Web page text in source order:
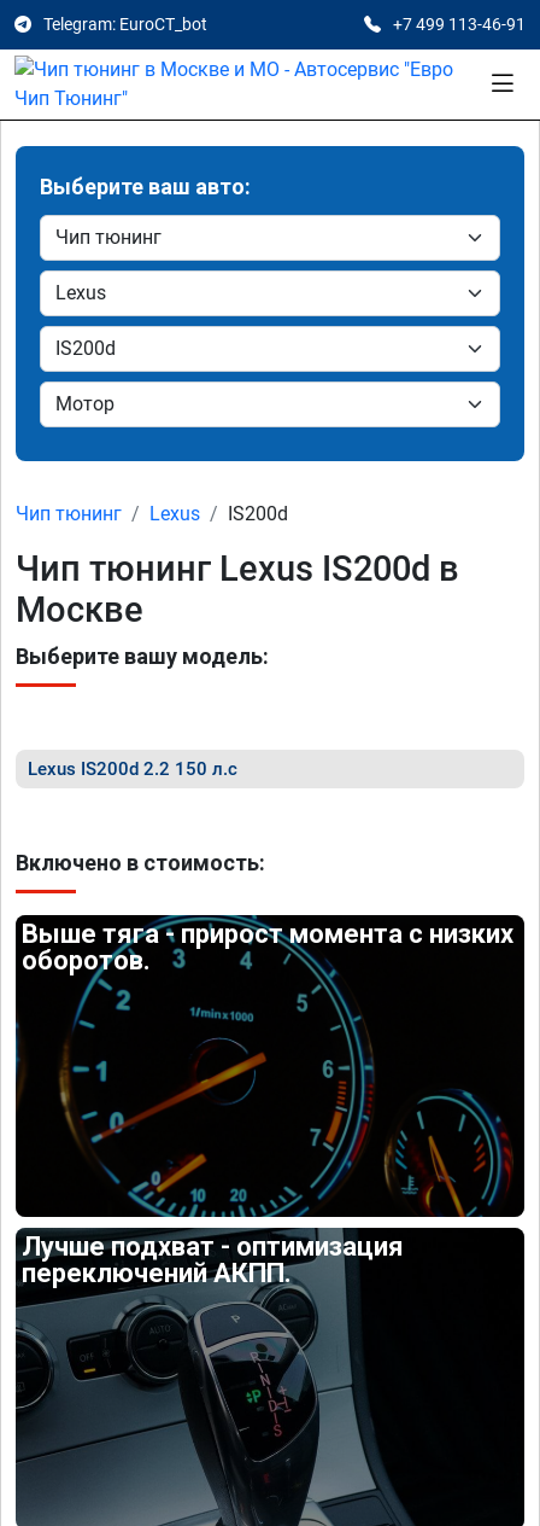
Telegram: EuroCT_bot +7 499 113-46-91
Выберите ваш авто:
Чип тюнинг Lexus IS200d
Чип тюнинг Lexus IS200d в
Москве
Выберите вашу модель:
Lexus IS200d 2.2 150 л.с
Включено в стоимость:
Выше тяга - прирост момента с низких
оборотов.
Лучше подхват - оптимизация
переключений АКПП.